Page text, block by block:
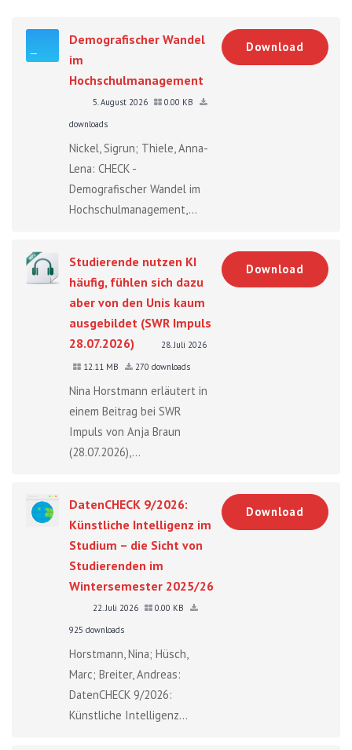
Demografischer Wandel
im
Hochschulmanagement
5. August 2026
0.00 KB
downloads
Nickel, Sigrun; Thiele, Anna-
Lena: CHECK -
Demografischer Wandel im
Hochschulmanagement,...
Download
Studierende nutzen KI
häufig, fühlen sich dazu
aber von den Unis kaum
ausgebildet (SWR Impuls
28.07.2026)
28. Juli 2026
12.11 MB
270 downloads
Nina Horstmann erläutert in
einem Beitrag bei SWR
Impuls von Anja Braun
(28.07.2026),...
Download
DatenCHECK 9/2026:
Künstliche Intelligenz im
Studium – die Sicht von
Studierenden im
Wintersemester 2025/26
22. Juli 2026
0.00 KB
925 downloads
Horstmann, Nina; Hüsch,
Marc; Breiter, Andreas:
DatenCHECK 9/2026:
Künstliche Intelligenz...
Download